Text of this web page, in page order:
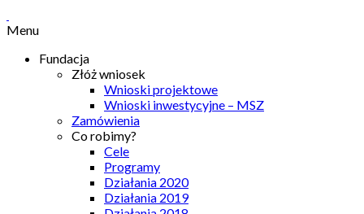
Menu
Fundacja
Złóż wniosek
Wnioski projektowe
Wnioski inwestycyjne – MSZ
Zamówienia
Co robimy?
Cele
Programy
Działania 2020
Działania 2019